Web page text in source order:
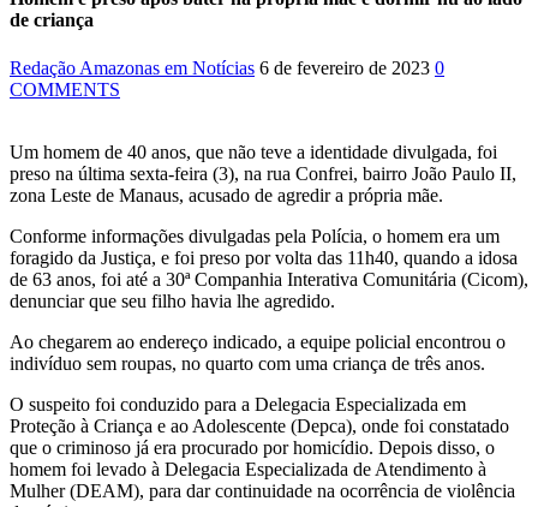
de criança
Redação Amazonas em Notícias 6 de fevereiro de 2023 0
COMMENTS
Um homem de 40 anos, que não teve a identidade divulgada, foi
preso na última sexta-feira (3), na rua Confrei, bairro João Paulo II,
zona Leste de Manaus, acusado de agredir a própria mãe.
Conforme informações divulgadas pela Polícia, o homem era um
foragido da Justiça, e foi preso por volta das 11h40, quando a idosa
de 63 anos, foi até a 30ª Companhia Interativa Comunitária (Cicom),
denunciar que seu filho havia lhe agredido.
Ao chegarem ao endereço indicado, a equipe policial encontrou o
indivíduo sem roupas, no quarto com uma criança de três anos.
O suspeito foi conduzido para a Delegacia Especializada em
Proteção à Criança e ao Adolescente (Depca), onde foi constatado
que o criminoso já era procurado por homicídio. Depois disso, o
homem foi levado à Delegacia Especializada de Atendimento à
Mulher (DEAM), para dar continuidade na ocorrência de violência